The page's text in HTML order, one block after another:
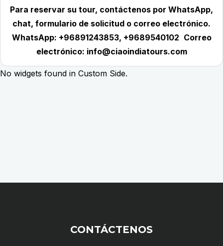
Para reservar su tour, contáctenos por WhatsApp,
chat, formulario de solicitud o correo electrónico.
WhatsApp: +96891243853, +9689540102 Correo
electrónico: info@ciaoindiatours.com
No widgets found in Custom Side.
CONTÁCTENOS